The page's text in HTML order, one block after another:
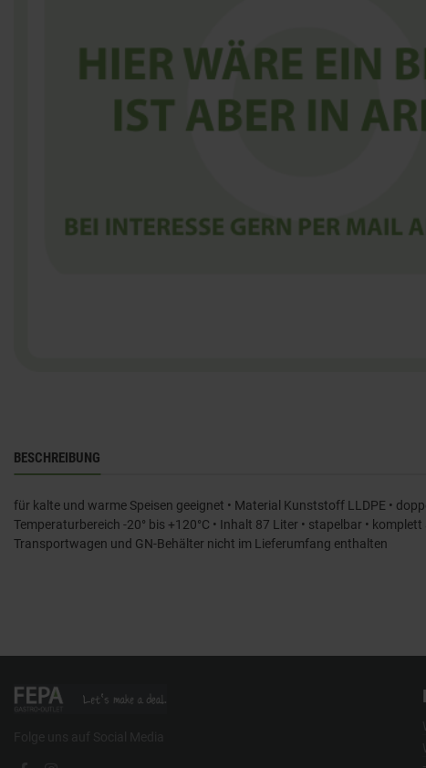
BESCHREIBUNG
für kalte und warme Speisen geeignet • Material Kunststoff LLDPE •
Temperaturbereich -20° bis +120°C • Inhalt 87 Liter • stapelbar •
Transportwagen und GN-Behälter nicht im Lieferumfang enthalten